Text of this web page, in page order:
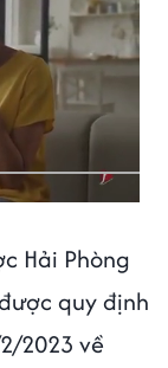
Hải Phòng
quy định
2023 về